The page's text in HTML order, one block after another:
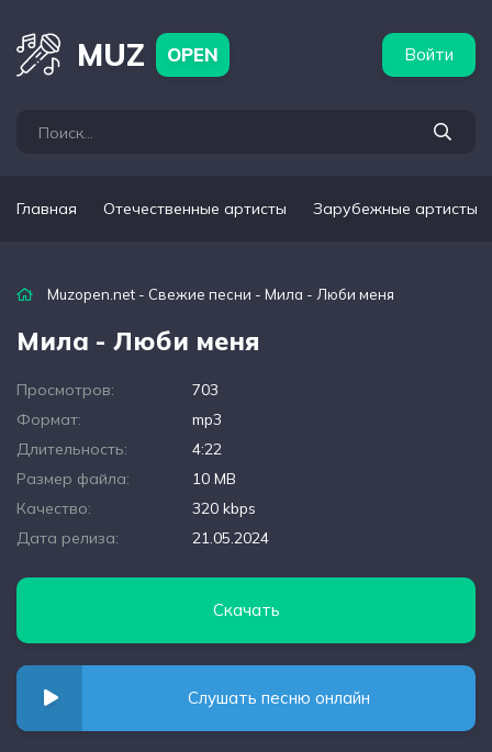
MUZ OPEN Войти
Главная Отечественные артисты Зарубежные артисты
Muzopen.net - Свежие песни - Мила - Люби меня
Мила - Люби меня
Просмотров:
703
Формат:
mp3
Длительность:
4:22
Размер файла:
10 MB
Качество:
320 kbps
Дата релиза:
21.05.2024
Скачать
Слушать песню онлайн
артисты Популярные подборки